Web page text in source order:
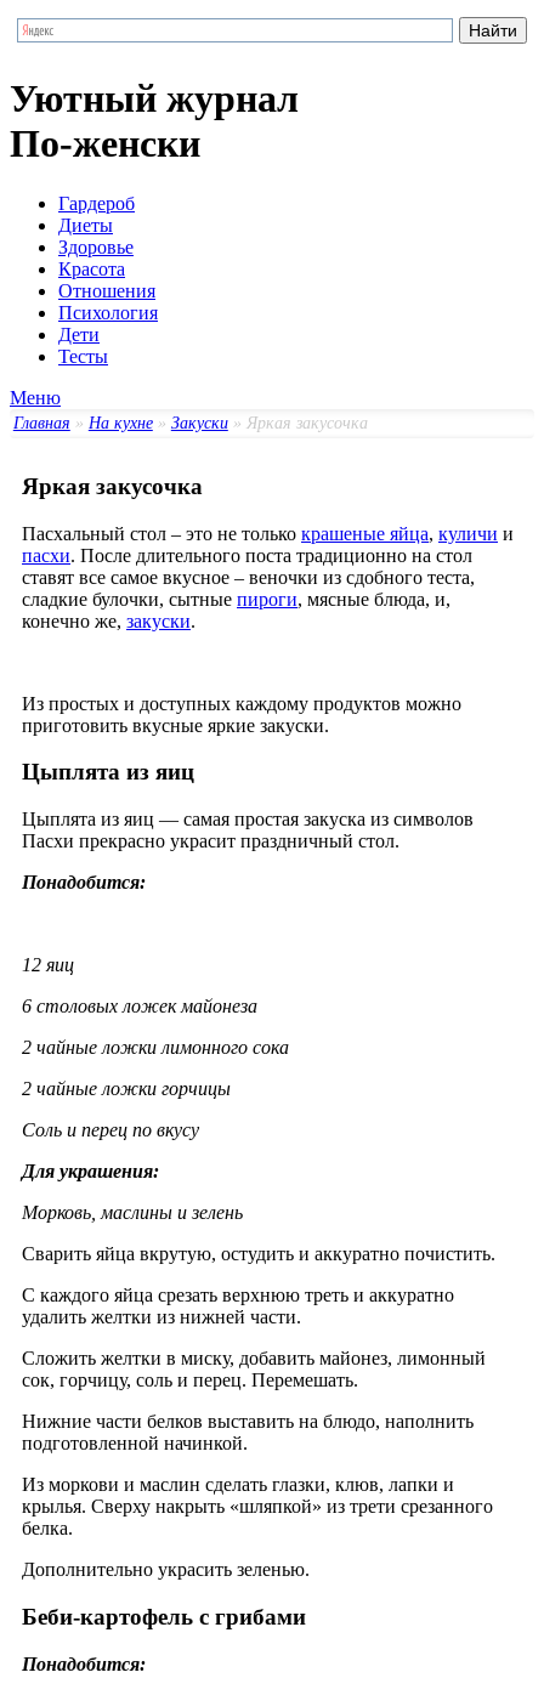
Уютный журнал
По-женски
Гардероб
Диеты
Здоровье
Красота
Отношения
Психология
Дети
Тесты
Меню
Главная » На кухне» Закуски» Яркая закусочка
Яркая закусочка
Пасхальный стол – это не только крашеные яйца, куличи и
пасхи. После длительного поста традиционно на стол
ставят все самое вкусное – веночки из сдобного теста,
сладкие булочки, сытные пироги, мясные блюда, и,
конечно же, закуски.
Из простых и доступных каждому продуктов можно
приготовить вкусные яркие закуски.
Цыплята из яиц
Цыплята из яиц — самая простая закуска из символов
Пасхи прекрасно украсит праздничный стол.
Понадобится:
12 яиц
6 столовых ложек майонеза
2 чайные ложки лимонного сока
2 чайные ложки горчицы
Соль и перец по вкусу
Для украшения:
Морковь, маслины и зелень
Сварить яйца вкрутую, остудить и аккуратно почистить.
С каждого яйца срезать верхнюю треть и аккуратно
удалить желтки из нижней части.
Сложить желтки в миску, добавить майонез, лимонный
сок, горчицу, соль и перец. Перемешать.
Нижние части белков выставить на блюдо, наполнить
подготовленной начинкой.
Из моркови и маслин сделать глазки, клюв, лапки и
крылья. Сверху накрыть «шляпкой» из трети срезанного
белка.
Дополнительно украсить зеленью.
Беби-картофель с грибами
Понадобится: